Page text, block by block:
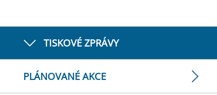
TISKOVÉ ZPRÁVY
PLÁNOVANÉ AKCE